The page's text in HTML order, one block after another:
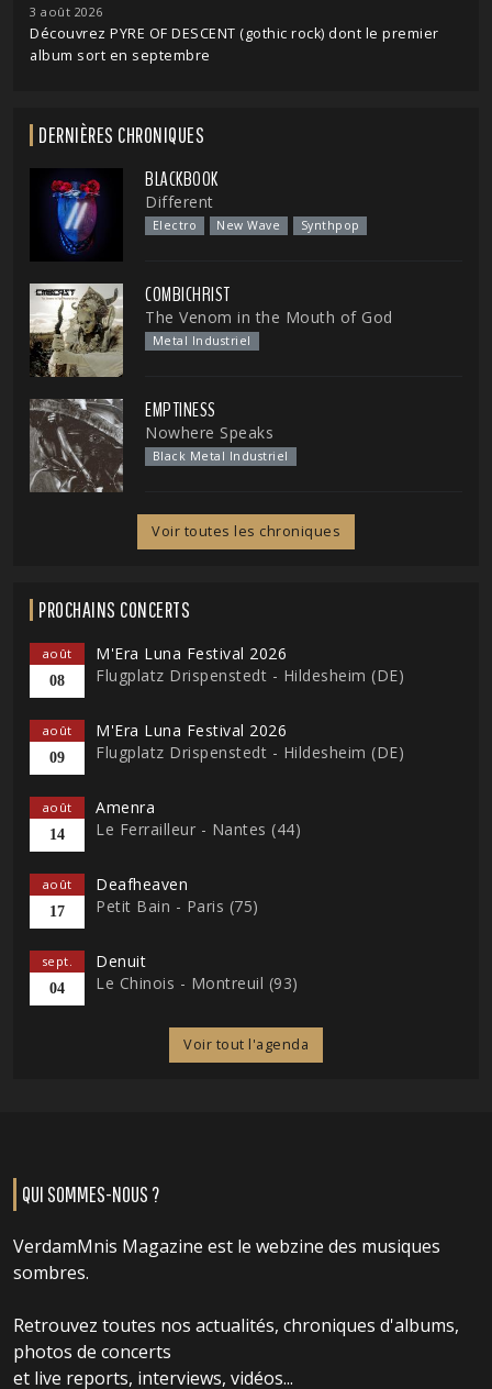
3 août 2026
Découvrez PYRE OF DESCENT (gothic rock) dont le premier
album sort en septembre
DERNIÈRES CHRONIQUES
BLACKBOOK
Different
Electro New Wave Synthpop
COMBICHRIST
The Venom in the Mouth of God
Metal Industriel
EMPTINESS
Nowhere Speaks
Black Metal Industriel
Voir toutes les chroniques
PROCHAINS CONCERTS
août
08
M'Era Luna Festival 2026
Flugplatz Drispenstedt - Hildesheim (DE)
août
09
M'Era Luna Festival 2026
Flugplatz Drispenstedt - Hildesheim (DE)
août
14
Amenra
Le Ferrailleur - Nantes (44)
août
17
Deafheaven
Petit Bain - Paris (75)
sept.
04
Denuit
Le Chinois - Montreuil (93)
Voir tout l'agenda
QUI SOMMES-NOUS ?
VerdamMnis Magazine est le webzine des musiques
sombres.
Retrouvez toutes nos actualités, chroniques d'albums,
photos de concerts
et live reports, interviews, vidéos...